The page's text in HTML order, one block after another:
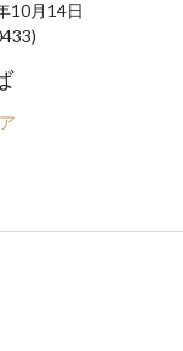
10月14日